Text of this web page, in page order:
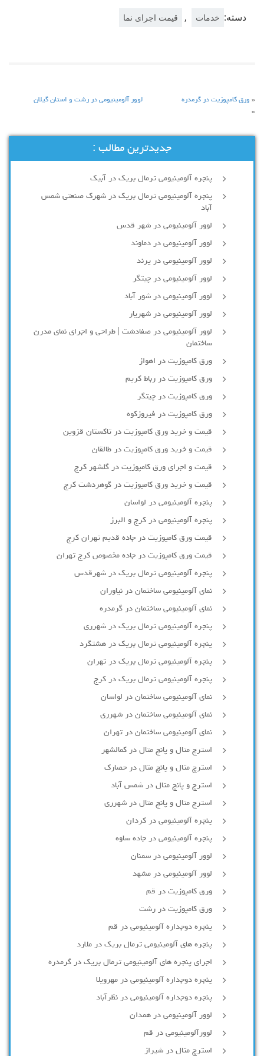
دسته: خدمات , قیمت اجرای نما
« ورق کامپوزیت در گرمدره
لوور آلومينيومی در رشت و استان گيلان
»
جدیدترین مطالب :
پنجره آلومینیومی ترمال بریک در آبیک
پنجره آلومینیومی ترمال بریک در شهرک صنعتی شمس
آباد
لوور آلومینیومی در شهر قدس
لوور آلومینیومی در دماوند
لوور آلومینیومی در پرند
لوور آلومینیومی در چیتگر
لوور آلومینیومی در شور آباد
لوور آلومينيومي در شهريار
لوور آلومینیومی در صفادشت | طراحی و اجرای نمای مدرن
ساختمان
ورق کامپوزیت در اهواز
ورق کامپوزیت در رباط کریم
ورق کامپوزیت در چیتگر
ورق کامپوزیت در فیروزکوه
قیمت و خرید ورق کامپوزیت در تاکستان قزوین
قیمت و خرید ورق کامپوزیت در طالقان
قیمت و اجرای ورق کامپوزیت در گلشهر کرج
قیمت و خرید ورق کامپوزیت در گوهردشت کرج
پنجره آلومینیومی در لواسان
پنجره آلومینیومی در کرج و البرز
قیمت ورق کامپوزیت در جاده قدیم تهران کرج
قیمت ورق کامپوزیت در جاده مخصوص کرج تهران
پنجره آلومینیومی ترمال بریک در شهرقدس
نمای آلومینیومی ساختمان در نیاوران
نمای آلومینیومی ساختمان در گرمدره
پنجره آلومینیومی ترمال بریک در شهرری
پنجره آلومینیومی ترمال بریک در هشتگرد
پنجره آلومینیومی ترمال بریک در تهران
پنجره آلومینیومی ترمال بریک در کرج
نمای آلومینیومی ساختمان در لواسان
نمای آلومینیومی ساختمان در شهرری
نمای آلومینیومی ساختمان در تهران
استرچ متال و پانچ متال در کمالشهر
استرچ متال و پانچ متال در حصارك
استرچ و پانچ متال در شمس آباد
استرچ متال و پانچ متال در شهرری
پنجره آلومینیومی در کردان
پنجره آلومینیومی در جاده ساوه
لوور آلومینیومی در سمنان
لوور آلومینیومی در مشهد
ورق کامپوزیت در قم
ورق کامپوزیت در رشت
پنجره دوجداره آلومينيومی در قم
پنجره های آلومینیومی ترمال بریک در ملارد
اجرای پنجره های آلومینیومی ترمال بریک در گرمدره
پنجره دوجداره آلومینیومی در مهرویلا
پنجره دوجداره آلومینیومی در نظرآباد
لوور آلومینیومی در همدان
لوورآلومینیومی در قم
استرچ متال در شیراز